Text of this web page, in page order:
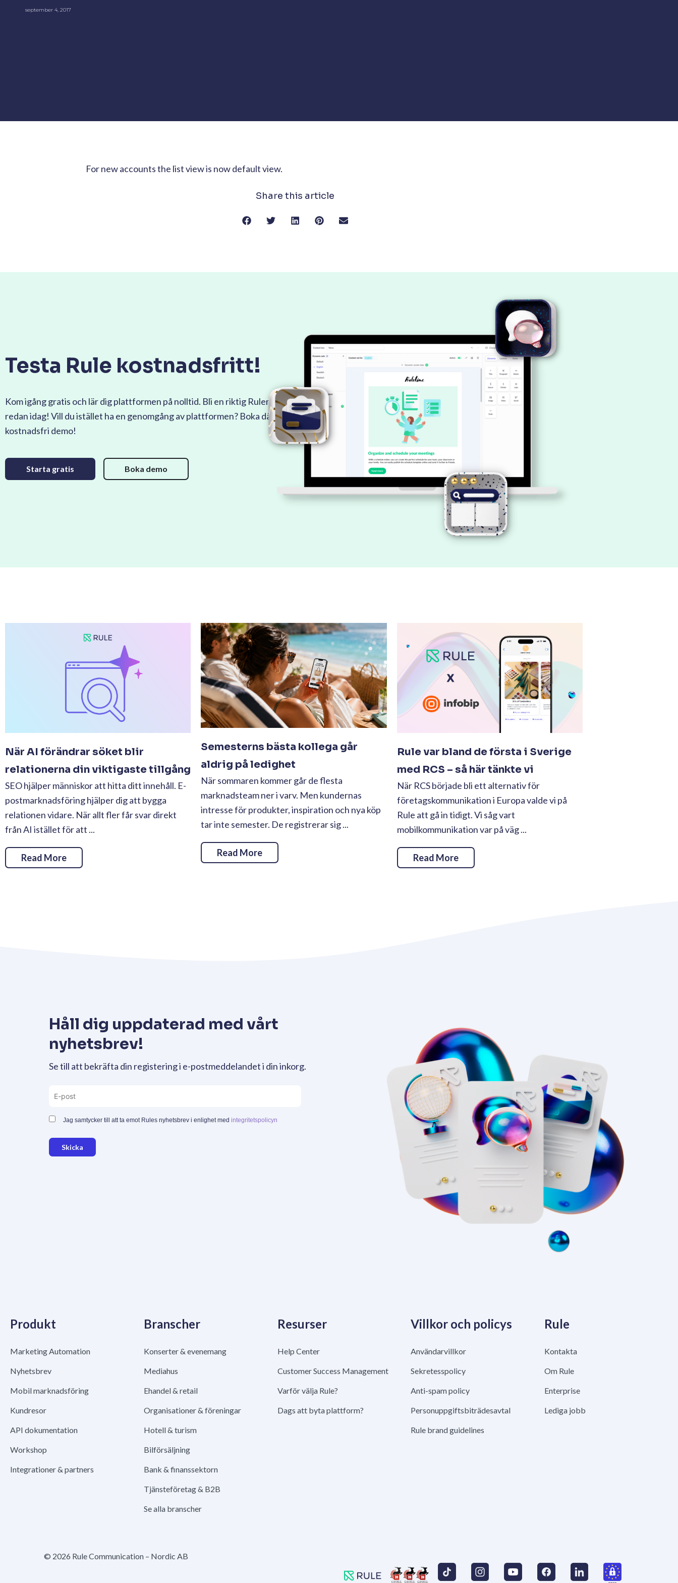
september 4, 2017
For new accounts the list view is now default view.
Share this article
Testa Rule kostnadsfritt!
Kom igång gratis och lär dig plattformen på nolltid. Bli en riktig Ruler
redan idag! Vill du istället ha en genomgång av plattformen? Boka då en
kostnadsfri demo!
Starta gratis Boka demo
När AI förändrar söket blir
relationerna din viktigaste tillgång
SEO hjälper människor att hitta ditt innehåll. E-
postmarknadsföring hjälper dig att bygga
relationen vidare. När allt fler får svar direkt
från AI istället för att ...
Read More
Semesterns bästa kollega går
aldrig på ledighet
När sommaren kommer går de flesta
marknadsteam ner i varv. Men kundernas
intresse för produkter, inspiration och nya köp
tar inte semester. De registrerar sig ...
Read More
Rule var bland de första i Sverige
med RCS – så här tänkte vi
När RCS började bli ett alternativ för
företagskommunikation i Europa valde vi på
Rule att gå in tidigt. Vi såg vart
mobilkommunikation var på väg ...
Read More
Håll dig uppdaterad med vårt
nyhetsbrev!
Se till att bekräfta din registering i e-postmeddelandet i din inkorg.
Jag samtycker till att ta emot Rules nyhetsbrev i enlighet med integritetspolicyn
Skicka
Produkt
Marketing Automation
Nyhetsbrev
Mobil marknadsföring
Kundresor
API dokumentation
Workshop
Integrationer & partners
Branscher
Konserter & evenemang
Mediahus
Ehandel & retail
Organisationer & föreningar
Hotell & turism
Bilförsäljning
Bank & finanssektorn
Tjänsteföretag & B2B
Se alla branscher
Resurser
Help Center
Customer Success Management
Varför välja Rule?
Dags att byta plattform?
Villkor och policys
Användarvillkor
Sekretesspolicy
Anti-spam policy
Personuppgiftsbiträdesavtal
Rule brand guidelines
Rule
Kontakta
Om Rule
Enterprise
Lediga jobb
© 2026 Rule Communication – Nordic AB